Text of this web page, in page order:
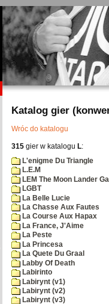
Katalog gier
Wróc do katalogu
315 gier w katalogu L:
L'enigme Du Triangle
L.E.M
LEM The Moon Lander
LGBT
La Belle Lucie
La Chasse Aux Fautes
La Course Aux Hapax
La France, J'Aime
La Peste
La Princesa
La Quete Du Graal
Labby Of Death
Labirinto
Labirynt (v1)
Labirynt (v2)
Labirynt (v3)